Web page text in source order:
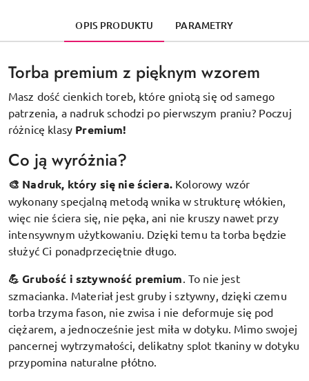
OPIS PRODUKTU PARAMETRY
Torba premium z pięknym wzorem
Masz dość cienkich toreb, które gniotą się od samego
patrzenia, a nadruk schodzi po pierwszym praniu? Poczuj
różnicę klasy Premium!
Co ją wyróżnia?
🎨 Nadruk, który się nie ściera. Kolorowy wzór
wykonany specjalną metodą wnika w strukturę włókien,
więc nie ściera się, nie pęka, ani nie kruszy nawet przy
intensywnym użytkowaniu. Dzięki temu ta torba będzie
służyć Ci ponadprzeciętnie długo.
💪 Grubość i sztywność premium To nie jest
szmacianka. Materiał jest gruby i sztywny, dzięki czemu
torba trzyma fason, nie zwisa i nie deformuje się pod
ciężarem, a jednocześnie jest miła w dotyku. Mimo swojej
pancernej wytrzymałości, delikatny splot tkaniny w dotyku
przypomina naturalne płótno.